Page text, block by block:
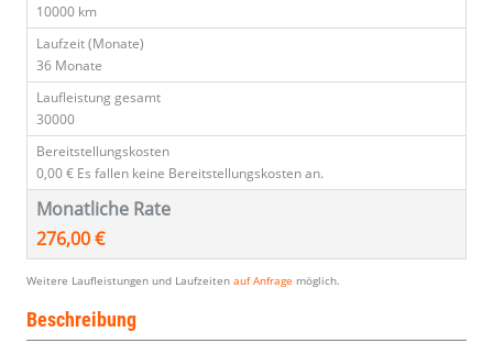
10000 km
Laufzeit (Monate)
36 Monate
Laufleistung gesamt
30000
Bereitstellungskosten
0,00 € Es fallen keine Bereitstellungskosten an.
Monatliche Rate
276,00 €
Weitere Laufleistungen und Laufzeiten auf Anfrage möglich.
Beschreibung